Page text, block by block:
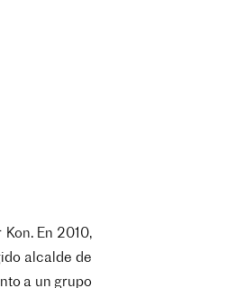
Kon. En 2010,
alcalde de
a un grupo